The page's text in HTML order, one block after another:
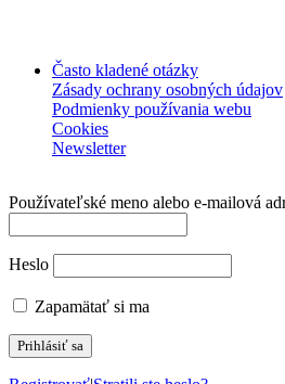
Často kladené otázky
Zásady ochrany osobných údajov
Podmienky používania webu
Cookies
Newsletter
Používateľské meno alebo e‑mailová
Heslo
Zapamätať si ma